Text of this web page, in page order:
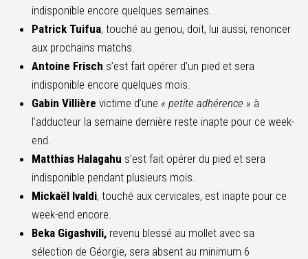
indisponible encore quelques semaines.
Patrick Tuifua, touché au genou, doit, lui aussi, renoncer
aux prochains matchs.
Antoine Frisch s’est fait opérer d’un pied et sera
indisponible encore quelques mois.
Gabin Villière victime d’une « petite adhérence » à
l’adducteur la semaine dernière reste inapte pour ce week-
end.
Matthias Halagahu s’est fait opérer du pied et sera
indisponible pendant plusieurs mois.
Mickaël Ivaldi, touché aux cervicales, est inapte pour ce
week-end encore.
Beka Gigashvili, revenu blessé au mollet avec sa
sélection de Géorgie, sera absent au minimum 6